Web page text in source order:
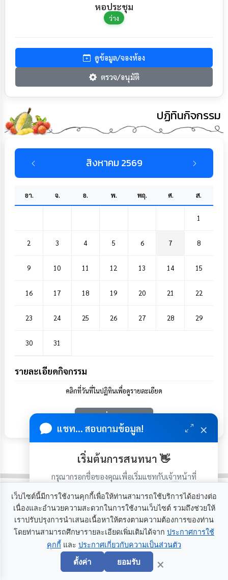
หอประชุม
ว่าง
ดูข้อมูล/จองห้อง
ตรวจ/อนุมัติ
ปฏิทินกิจกรรม
สิงหาคม 2569
อา. จ. อ. พ. พฤ. ศ. ส.
1
2 3 4 5 6 7 8
9 10 11 12 13 14 15
16 17 18 19 20 21 22
23 24 25 26 27 28 29
30 31
รายละเอียดกิจกรรม
คลิกที่วันที่ในปฏิทินเพื่อดูรายละเอียด
เพิ่มกิจกรรม
สำรวจความพึงพอใจ
ความพึงพอใจของท่าน ต่อการให้บริการ
ของ องค์การบริหารส่วนตำบลยางใหญ่
แชท... สอบถามข้อมูล! ×
เริ่มต้นการสนทนา 👋
กรุณากรอกชื่อของคุณเพื่อเริ่มแชทกับเจ้าหน้าที่
เริ่มแชท
เว็บไซต์นี้มีการใช้งานคุกกี้เพื่อให้ท่านสามารถใช้บริการได้อย่างต่อ
เนื่องและอำนวยความสะดวกในการใช้งานเว็บไซต์ รวมถึงช่วยให้
เราปรับปรุงการนำเสนอเนื้อหาให้ตรงตามความต้องการของท่าน
โดยท่านสามารถศึกษารายละเอียดเพิ่มเติมได้จาก ประกาศการใช้
คุกกี้ และ ประกาศเกี่ยวกับความเป็นส่วนตัว
ตั้งค่า ยอมรับ ×